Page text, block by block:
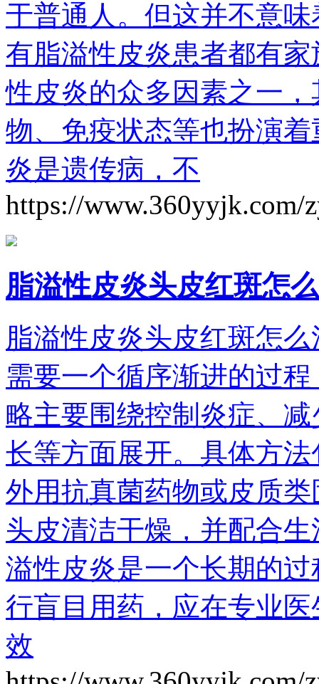
于普通人。但这并不意
有脂溢性皮炎患者都有
性皮炎的众多因素之一
物、免疫状态等也扮演
炎是遗传病，不
https://www.360yyjk.com/
脂溢性皮炎头皮红斑怎
脂溢性皮炎头皮红斑怎
需要一个循序渐进的过
略主要围绕控制炎症、
长等方面展开。具体方
外用抗真菌药物或皮质
头皮清洁干燥，并配合
溢性皮炎是一个长期的
行盲目用药，应在专业
效